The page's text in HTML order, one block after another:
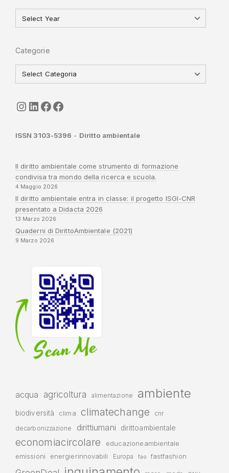
Categorie
seguici
LinkedIn
ISGI-CNRSapienza
ISSN 3103-5396 - Diritto ambientale
Il diritto ambientale come strumento di formazione
condivisa tra mondo della ricerca e scuola.
4 Maggio 2026
Il diritto ambientale entra in classe: il progetto ISGI-CNR
presentato a Didacta 2026
13 Marzo 2026
Quaderni di DirittoAmbientale (2021)
9 Marzo 2026
acqua agricoltura alimentazione ambiente
biodiversità clima climatechange cnr
decarbonizzazione dirittiumani dirittoambientale
economiacircolare
educazioneambientale
emissioni
energierinnovabili Europa fao fastfashion